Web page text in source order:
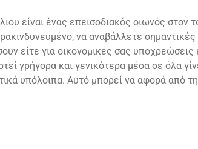
είναι ένας επεισοδιακός οιωνός
να αναβάλλετε
είτε για οικονομικές σας
γρήγορα και γενικότερα μέσα σε όλα
υπόλοιπα. Αυτό μπορεί να αφορά από